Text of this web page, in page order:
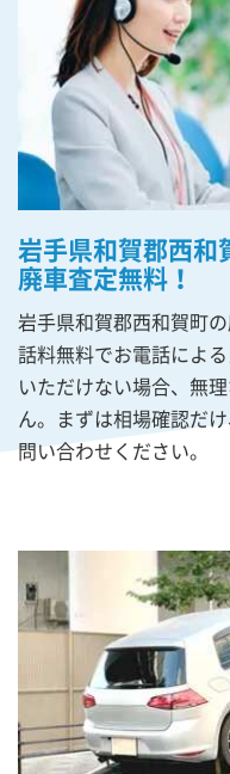
岩手県和賀郡西和
廃車査定無料！
岩手県和賀郡西和賀町
話料無料でお電話によ
いただけない場合、無
ん。まずは相場確認だ
問い合わせください。